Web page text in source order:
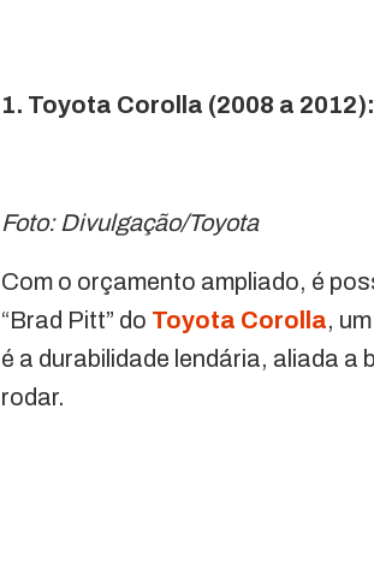
1. Toyota Corolla (2008 a
Foto: Divulgação/Toyota
Com o orçamento ampliado, é
“Brad Pitt” do Toyota Corolla,
é a durabilidade lendária, aliada
rodar.